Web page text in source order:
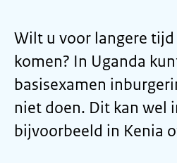
Wilt u voor langere
komen? In Uganda
basisexamen
niet doen. Dit kan wel
bijvoorbeeld in Kenia